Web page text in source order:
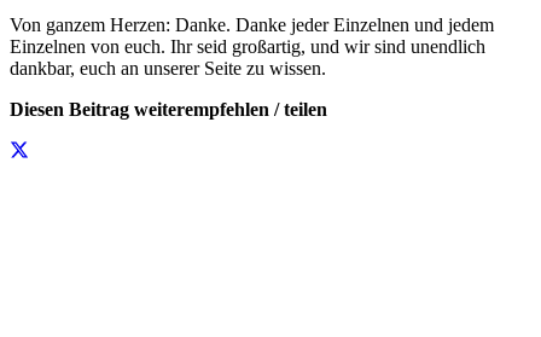
Von ganzem Herzen: Danke. Danke jeder Einzelnen und jedem
Einzelnen von euch. Ihr seid großartig, und wir sind unendlich
dankbar, euch an unserer Seite zu wissen.
Diesen Beitrag weiterempfehlen / teilen